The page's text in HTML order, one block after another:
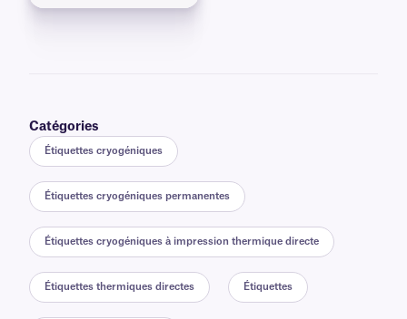
Catégories
Étiquettes cryogéniques
Étiquettes cryogéniques permanentes
Étiquettes cryogéniques à impression thermique directe
Étiquettes thermiques directes Étiquettes